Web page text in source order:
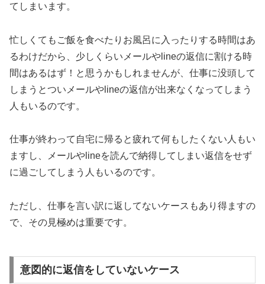
てしまいます。
忙しくてもご飯を食べたりお風呂に入ったりする時間はあ
るわけだから、少しくらいメールやlineの返信に割ける時
間はあるはず！と思うかもしれませんが、仕事に没頭して
しまうとついメールやlineの返信が出来なくなってしまう
人もいるのです。
仕事が終わって自宅に帰ると疲れて何もしたくない人もい
ますし、メールやlineを読んで納得してしまい返信をせず
に過ごしてしまう人もいるのです。
ただし、仕事を言い訳に返してないケースもあり得ますの
で、その見極めは重要です。
意図的に返信をしていないケース